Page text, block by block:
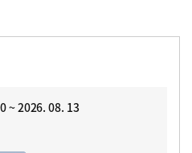
~ 2026. 08. 13